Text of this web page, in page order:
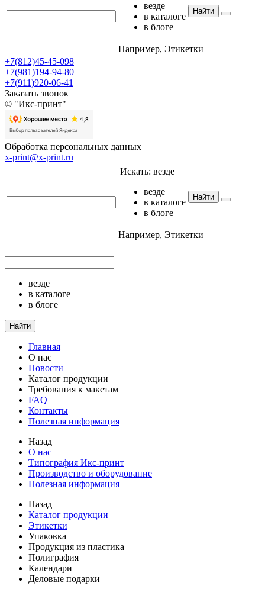
везде
в каталоге
в блоге
Найти
Например, Этикетки
+7(812)45-45-098
+7(981)194-94-80
+7(911)920-06-41
Заказать звонок
© "Икс-принт"
Обработка персональных данных
x-print@x-print.ru
Искать: везде
везде
в каталоге
в блоге
Найти
Например, Этикетки
везде
в каталоге
в блоге
Найти
Главная
О нас
Новости
Каталог продукции
Требования к макетам
FAQ
Контакты
Полезная информация
Назад
О нас
Типография Икс-принт
Производство и оборудование
Полезная информация
Назад
Каталог продукции
Этикетки
Упаковка
Продукция из пластика
Полиграфия
Календари
Деловые подарки